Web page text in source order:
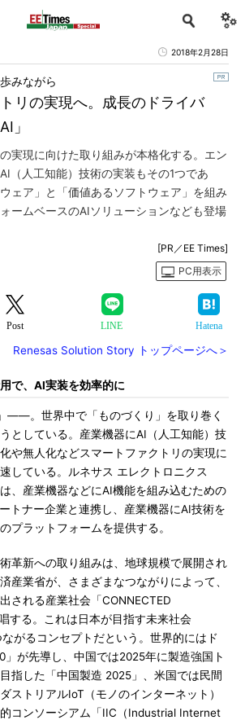
2018年2月28日
リの実現へ。成長のドライバ
」
みながら
実現に向けた取り組みが本格化する。エン
（人工知能）技術の実装もその1つであ
ェア」と「価値あるソフトウェア」を組み
ームベースのAIソリューションなども登場
[PR／EE Times]
PC用表示
Post LINE Hatena
Renesas Solution Story トップページへ＞
で、AI実装を効率的に
――。世界中で「ものづくり」を取り巻く
としている。産業機器にAI（人工知能）技
や無人化などスマートファクトリの実現に
している。ルネサス エレクトロニクス
は、産業機器などにAI機能を組み込むための
トナー企業と連携し、産業機器にAI技術を
プラットフォームを提供する。
革新への取り組みは、地球規模で展開され
産業省が、さまざまなつながりによって、
される産業社会「CONNECTED
する。これは日本が目指す未来社会
がるコンセプトだという。世界的にはド
が先導し、中国では2025年に製造強国ト
指した「中国製造 2025」、米国では民間
ストリアルIoT（モノのインターネット）
コンソーシアム「IIC（Industrial Internet